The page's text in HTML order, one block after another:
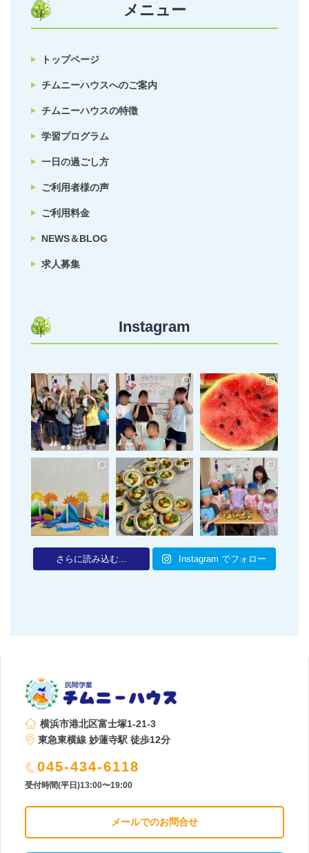
メニュー
トップページ
チムニーハウスへのご案内
チムニーハウスの特徴
学習プログラム
一日の過ごし方
ご利用者様の声
ご利用料金
NEWS＆BLOG
求人募集
Instagram
さらに読み込む... Instagram でフォロー
横浜市港北区富士塚1-21-3
東急東横線 妙蓮寺駅 徒歩12分
045-434-6118
受付時間(平日)13:00〜19:00
メールでのお問合せ